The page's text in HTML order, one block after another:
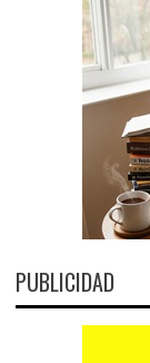
PUBLICIDAD